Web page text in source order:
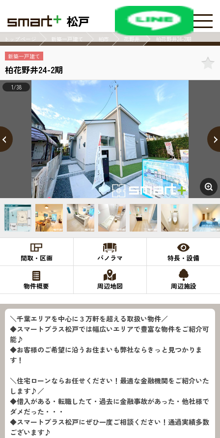
松戸
トップページ 新築一戸建て 柏市 花野井 柏花野井24-2期
新築一戸建て
柏花野井24-2期
1/38
間取・区画 パノラマ 特長・設備
物件概要 周辺地図 周辺施設
＼千葉エリアを中心に３万軒を超える取扱い物件／
◆スマートプラス松戸では幅広いエリアで豊富な物件をご紹介可
能♪
◆お客様のご希望に沿うお住まいも弊社ならきっと見つかりま
す！
＼住宅ローンならお任せください！最適な金融機関をご紹介いた
します♪／
◆借入がある・転職したて・過去に金融事故があった・他社様で
ダメだった・・・
◆スマートプラス松戸にぜひ一度ご相談ください！通過実績多数
ございます♪